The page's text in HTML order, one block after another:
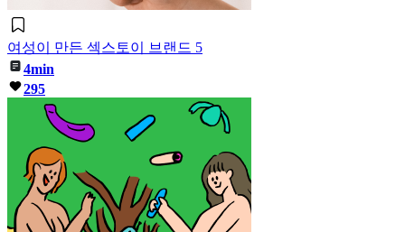
여성이 만든 섹스토이 브랜드 5
4min
295